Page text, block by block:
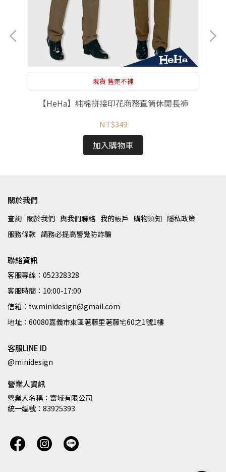
現貨 售完不補
【HeHa】純棉拼接印花商務直筒休閒長褲
NT$349
加入購物車
關於我們
查詢 關於我們 與我們聯絡 我的帳戶 購物須知 隱私政策
服務條款 請務必提高警覺防詐騙
聯絡資訊
客服專線：052328328
客服時間：10:00-17:00
信箱：tw.minidesign@gmail.com
地址：60080嘉義市東區荖藤里荖藤宅60之1號1樓
客服LINE ID
@minidesign
營業人資訊
營業人名稱：富域有限公司
統一編號：83925393